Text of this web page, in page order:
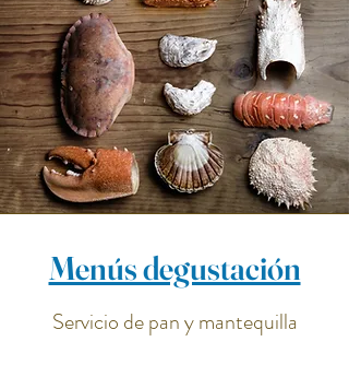
Menús degustación
Servicio de pan y mantequilla